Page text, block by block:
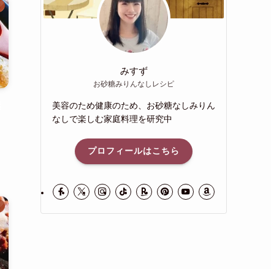
みすず
お砂糖みりんなしレシピ
美容のため健康のため、お砂糖なしみりん
なしで楽しむ家庭料理を研究中
プロフィールはこちら